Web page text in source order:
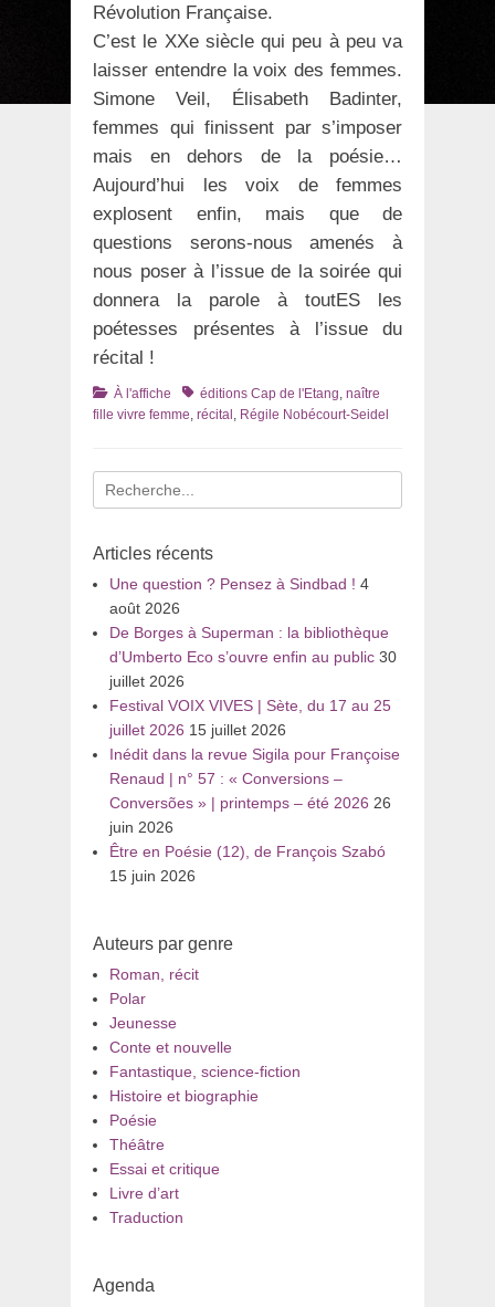
Révolution Française.
C’est le XXe siècle qui peu à peu va
laisser entendre la voix des femmes.
Simone Veil, Élisabeth Badinter,
femmes qui finissent par s’imposer
mais en dehors de la poésie…
Aujourd’hui les voix de femmes
explosent enfin, mais que de
questions serons-nous amenés à
nous poser à l’issue de la soirée qui
donnera la parole à toutES les
poétesses présentes à l’issue du
récital !
Catégories
À l'affiche Tagséditions Cap de l'Etang naître
fille vivre femme récital Régile Nobécourt-Seidel
Recherche
pour
Articles récents
Une question ? Pensez à Sindbad ! 4
août 2026
De Borges à Superman : la bibliothèque
d’Umberto Eco s’ouvre enfin au public 30
juillet 2026
Festival VOIX VIVES | Sète, du 17 au 25
juillet 2026 15 juillet 2026
Inédit dans la revue Sigila pour Françoise
Renaud | n° 57 : « Conversions –
Conversões » | printemps – été 2026 26
juin 2026
Être en Poésie (12), de François Szabó
15 juin 2026
Auteurs par genre
Roman, récit
Polar
Jeunesse
Conte et nouvelle
Fantastique, science-fiction
Histoire et biographie
Poésie
Théâtre
Essai et critique
Livre d’art
Traduction
Agenda